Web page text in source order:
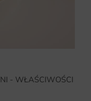
- WŁAŚCIWOŚCI